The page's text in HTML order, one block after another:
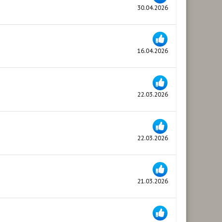
30.04.2026
16.04.2026
22.03.2026
22.03.2026
21.03.2026